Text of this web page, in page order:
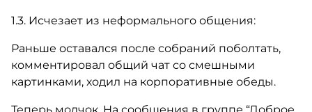
1.3. Исчезает из неформального общения:
Раньше оставался после собраний поболтать,
комментировал общий чат со смешными
картинками, ходил на корпоративные обеды.